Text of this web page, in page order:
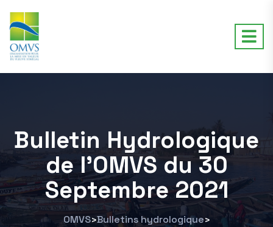
Bulletin Hydrologique
de l’OMVS du 30
Septembre 2021
OMVS>Bulletins hydrologique>